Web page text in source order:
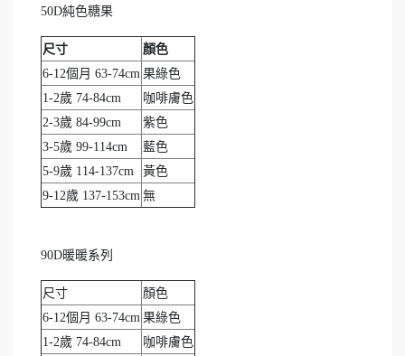
50D純色糖果
尺寸
顏色
6-12個月 63-74cm 果綠色
1-2歲 74-84cm
咖啡膚色
2-3歲 84-99cm
紫色
3-5歲 99-114cm
藍色
5-9歲 114-137cm
黃色
9-12歲 137-153cm 無
90D暖暖系列
尺寸
顏色
6-12個月 63-74cm 果綠色
1-2歲 74-84cm
咖啡膚色